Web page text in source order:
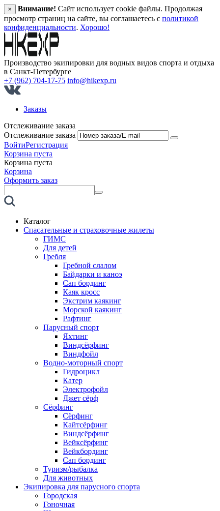
× Внимание! Сайт использует cookie файлы. Продолжая
просмотр страниц на сайте, вы соглашаетесь с политикой
конфиденциальности. Хорошо!
Производство экипировки для водных видов спорта и отдыха
в Санкт‑Петербурге
+7 (962) 704-17-75 info@hikexp.ru
Заказы
Отслеживание заказа
Отслеживание заказа
ВойтиРегистрация
Корзина пуста
Корзина пуста
Корзина
Оформить заказ
Каталог
Спасательные и страховочные жилеты
ГИМС
Для детей
Гребля
Гребной слалом
Байдарки и каноэ
Сап бординг
Каяк кросс
Экстрим каякинг
Морской каякинг
Рафтинг
Парусный спорт
Яхтинг
Виндсёрфинг
Виндфойл
Водно-моторный спорт
Гидроцикл
Катер
Электрофойл
Джет сёрф
Сёрфинг
Сёрфинг
Кайтсёрфинг
Виндсёрфинг
Вейксёрфинг
Вейкбординг
Сап бординг
Туризм/рыбалка
Для животных
Экипировка для парусного спорта
Городская
Гоночная